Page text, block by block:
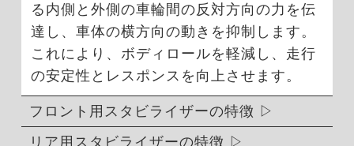
る内側と外側の車輪間の反対方向の力を伝
達し、車体の横方向の動きを抑制します。
これにより、ボディロールを軽減し、走行
の安定性とレスポンスを向上させます。
フロント用スタビライザーの特徴
リア用スタビライザーの特徴